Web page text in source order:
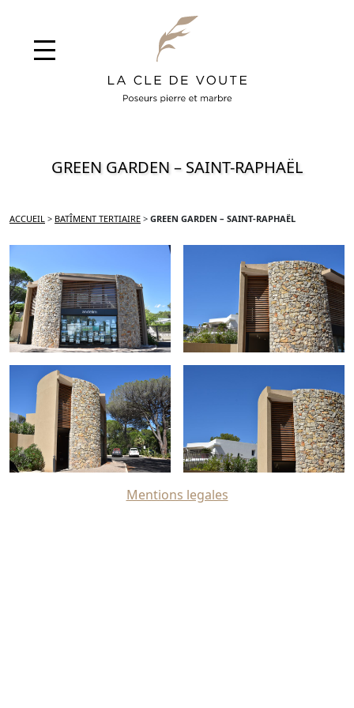
GREEN GARDEN – SAINT-RAPHAËL
ACCUEIL > BATÎMENT TERTIAIRE > GREEN GARDEN – SAINT-RAPHAËL
Mentions legales